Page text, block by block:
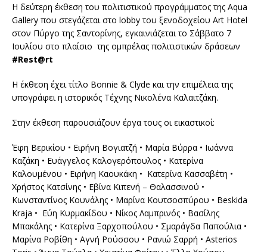
Η δεύτερη έκθεση του πολιτιστικού προγράμματος της Aqua
Gallery που στεγάζεται στο lobby του ξενοδοχείου Art Hotel
στον Πύργο της Σαντορίνης, εγκαινιάζεται το Σάββατο 7
Ιουλίου στο πλαίσιο της ομπρέλας πολιτιστικών δράσεων
#Rest@rt
Η έκθεση έχει τίτλο Bonnie & Clyde και την επιμέλεια της
υπογράφει η ιστορικός Τέχνης Νικολένα Καλαιτζάκη.
Στην έκθεση παρουσιάζουν έργα τους οι εικαστικοί:
Έφη Βερικίου • Ειρήνη Βογιατζή • Μαρία Βύρρα • Ιωάννα
Καζάκη • Ευάγγελος Καλογερόπουλος • Κατερίνα
Καλουμένου • Ειρήνη Καουκάκη • Κατερίνα Κασσαβέτη •
Χρήστος Κατσίνης • Εβίνα Κιπενή – Θαλασσινού •
Κωνσταντίνος Κουνάλης • Μαρίνα Κουτσοσπύρου • Beskida
Kraja • Εύη Κυρμακίδου • Νίκος Λαμπρινός • Βασίλης
Μπακάλης • Κατερίνα Ξαρχοπούλου • Σμαράγδα Παπούλια •
Μαρίνα Ροβίθη • Αγνή Ρούσσου • Ρανιώ Σαρρή • Asterios